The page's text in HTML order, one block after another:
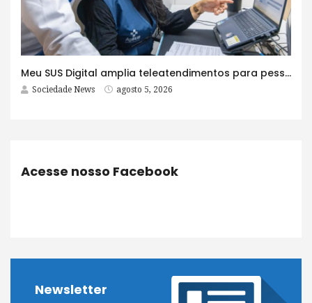
Meu SUS Digital amplia teleatendimentos para pessoas com problemas com jogos e apostas
Sociedade News agosto 5, 2026
Acesse nosso Facebook
Newsletter